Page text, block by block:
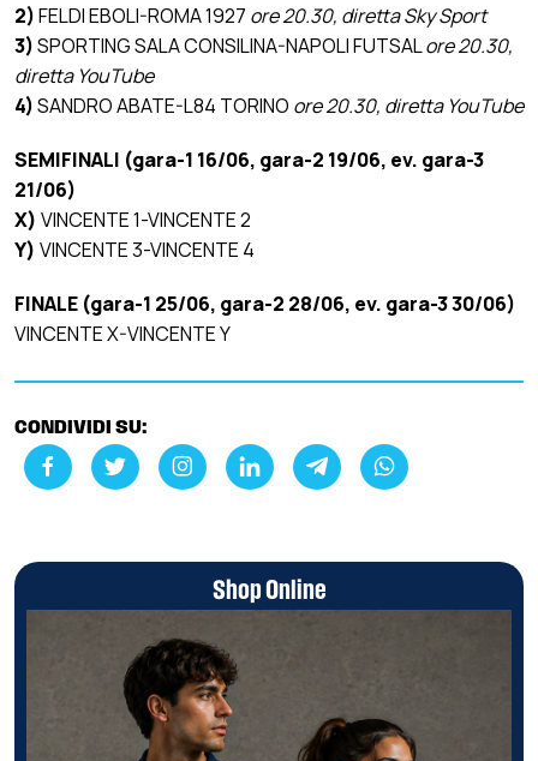
2)FELDI EBOLI-ROMA 1927 ore 20.30, diretta Sky Sport
3)SPORTING SALA CONSILINA-NAPOLI FUTSALore 20.30,
diretta YouTube
4)SANDRO ABATE-L84 TORINO ore 20.30, diretta YouTube
SEMIFINALI (gara-1 16/06, gara-2 19/06, ev. gara-3
21/06)
X) VINCENTE 1-VINCENTE 2
Y) VINCENTE 3-VINCENTE 4
FINALE (gara-1 25/06, gara-2 28/06, ev. gara-3 30/06)
VINCENTE X-VINCENTE Y
CONDIVIDI SU:
Shop Online